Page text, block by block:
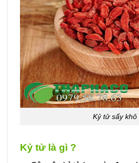
Kỷ tử sấy khô
Kỷ tử là gì ?